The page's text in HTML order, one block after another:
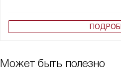
Может быть полезно